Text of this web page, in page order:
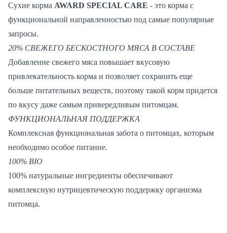
Сухие корма AWARD SPECIAL CARE - это корма с
функциональной направленностью под самые популярные
запросы.
20% СВЕЖЕГО БЕСКОСТНОГО МЯСА В СОСТАВЕ
Добавление свежего мяса повышает вкусовую
привлекательность корма и позволяет сохранить еще
больше питательных веществ, поэтому такой корм придется
по вкусу даже самым привередливым питомцам.
ФУНКЦИОНАЛЬНАЯ ПОДДЕРЖКА
Комплексная функциональная забота о питомцах, которым
необходимо особое питание.
100% BIO
100% натуральные ингредиенты обеспечивают
комплексную нутрицевтическую поддержку организма
питомца.